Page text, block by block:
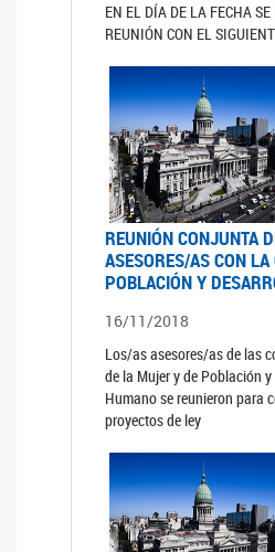
EN EL DÍA DE LA FECHA
REUNIÓN CON EL
REUNIÓN CONJUNTA
ASESORES/AS CON
POBLACIÓN Y
16/11/2018
Los/as asesores/as de las
de la Mujer y de Población
Humano se reunieron para
proyectos de ley